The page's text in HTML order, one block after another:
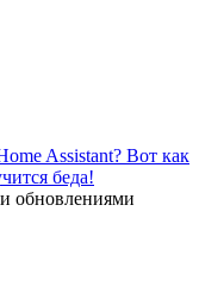
Assistant? Вот как
беда!
обновлениями